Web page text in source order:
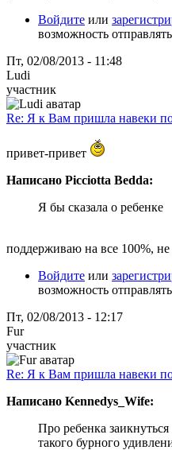
Войдите или
возможность
Пт, 02/08/2013 - 11:48
Ludi
участник
Re: Я к Вам пришла навеки
привет-привет
Написано Picciotta Bedda:
Я бы сказала о ребенке
поддерживаю на все 100%,
Войдите или
возможность
Пт, 02/08/2013 - 12:17
Fur
участник
Re: Я к Вам пришла навеки
Написано Kennedys_Wife:
Про ребенка
такого бурного